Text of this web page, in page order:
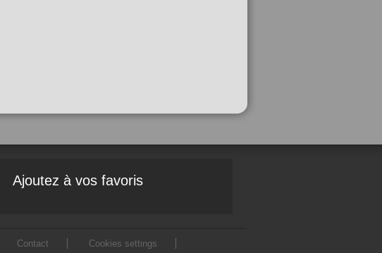
Ajoutez à vos favoris
Contact
Cookies settings